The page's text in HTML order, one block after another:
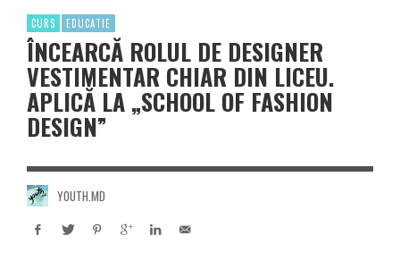
CURS EDUCATIE
ÎNCEARCĂ ROLUL DE DESIGNER
VESTIMENTAR CHIAR DIN LICEU.
APLICĂ LA „SCHOOL OF FASHION
DESIGN”
YOUTH.MD